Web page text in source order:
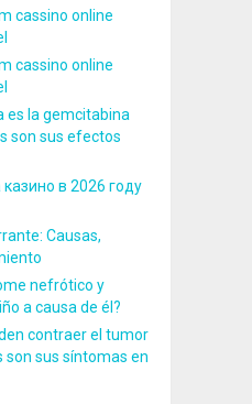
cassino online
cassino online
es la gemcitabina
son sus efectos
в 2026 году
Causas,
nefrótico y
a causa de él?
contraer el tumor
son sus síntomas en